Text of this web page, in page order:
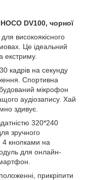
DV100, чорної
високоякісного
Це ідеальний
екстриму.
кадрів на секунду
Спортивна
мікрофон
аудіозапису. Хай
здивує.
320*240
зручного
4 кнопками на
для онлайн-
прикріпити